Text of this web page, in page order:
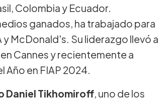
Colombia y Ecuador.
ganados, ha trabajado para
McDonald's. Su liderazgo llevó a
Cannes y recientemente a
Año en FIAP 2024.
Daniel Tikhomiroff, uno de los